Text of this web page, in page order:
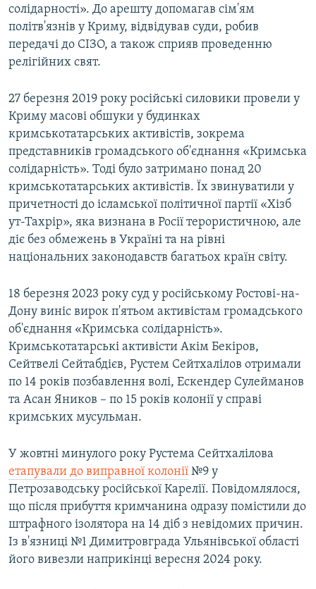
солідарності». До арешту допомагав сім'ям
політв'язнів у Криму, відвідував суди, робив
передачі до СІЗО, а також сприяв проведенню
релігійних свят.
27 березня 2019 року російські силовики провели у
Криму масові обшуки у будинках
кримськотатарських активістів, зокрема
представників громадського об'єднання «Кримська
солідарність». Тоді було затримано понад 20
кримськотатарських активістів. Їх звинуватили у
причетності до ісламської політичної партії «Хізб
ут-Тахрір», яка визнана в Росії терористичною, але
діє без обмежень в Україні та на рівні
національних законодавств багатьох країн світу.
18 березня 2023 року суд у російському Ростові-на-
Дону виніс вирок п'ятьом активістам громадського
об'єднання «Кримська солідарність».
Кримськотатарські активісти Акім Бекіров,
Сейтвелі Сейтабдієв, Рустем Сейтхалілов отримали
по 14 років позбавлення волі, Ескендер Сулейманов
та Асан Яников – по 15 років колонії у справі
кримських мусульман.
У жовтні минулого року Рустема Сейтхалілова
етапували до виправної колонії №9 у
Петрозаводську російської Карелії. Повідомлялося,
що після прибуття кримчанина одразу помістили до
штрафного ізолятора на 14 діб з невідомих причин.
Із в'язниці №1 Димитровграда Ульянівської області
його вивезли наприкінці вересня 2024 року.